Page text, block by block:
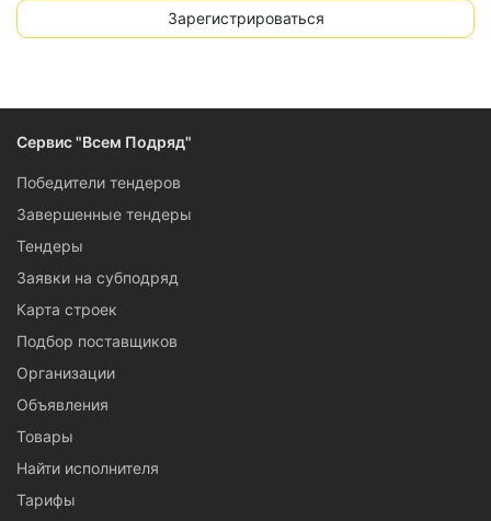
Зарегистрироваться
Сервис "Всем Подряд"
Победители тендеров
Завершенные тендеры
Тендеры
Заявки на субподряд
Карта строек
Подбор поставщиков
Организации
Объявления
Товары
Найти исполнителя
Тарифы